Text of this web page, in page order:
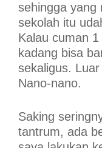
sehingga yang
sekolah itu
Kalau cuman
kadang bisa
sekaligus.
Nano-nano.
Saking
tantrum, ada